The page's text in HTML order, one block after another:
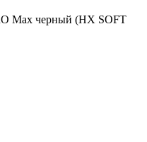
Max черный (HX SOFT